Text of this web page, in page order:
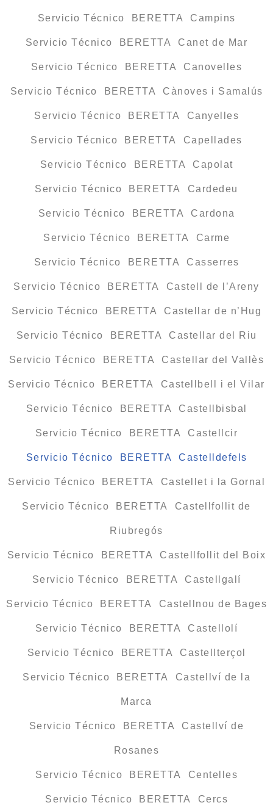
Servicio Técnico BERETTA Campins
Servicio Técnico BERETTA Canet de Mar
Servicio Técnico BERETTA Canovelles
Servicio Técnico BERETTA Cànoves i Samalús
Servicio Técnico BERETTA Canyelles
Servicio Técnico BERETTA Capellades
Servicio Técnico BERETTA Capolat
Servicio Técnico BERETTA Cardedeu
Servicio Técnico BERETTA Cardona
Servicio Técnico BERETTA Carme
Servicio Técnico BERETTA Casserres
Servicio Técnico BERETTA Castell de l’Areny
Servicio Técnico BERETTA Castellar de n’Hug
Servicio Técnico BERETTA Castellar del Riu
Servicio Técnico BERETTA Castellar del Vallès
Servicio Técnico BERETTA Castellbell i el Vilar
Servicio Técnico BERETTA Castellbisbal
Servicio Técnico BERETTA Castellcir
Servicio Técnico BERETTA Castelldefels
Servicio Técnico BERETTA Castellet i la Gornal
Servicio Técnico BERETTA Castellfollit de
Riubregós
Servicio Técnico BERETTA Castellfollit del Boix
Servicio Técnico BERETTA Castellgalí
Servicio Técnico BERETTA Castellnou de Bages
Servicio Técnico BERETTA Castellolí
Servicio Técnico BERETTA Castellterçol
Servicio Técnico BERETTA Castellví de la
Marca
Servicio Técnico BERETTA Castellví de
Rosanes
Servicio Técnico BERETTA Centelles
Servicio Técnico BERETTA Cercs